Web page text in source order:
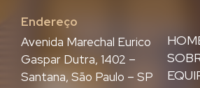
Endereço
Avenida Marechal Eurico
Gaspar Dutra, 1402 –
Santana, São Paulo – SP